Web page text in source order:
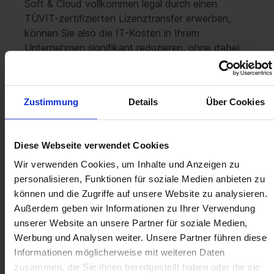
Zustimmung Details Über Cookies
Diese Webseite verwendet Cookies
Wir verwenden Cookies, um Inhalte und Anzeigen zu
personalisieren, Funktionen für soziale Medien anbieten zu
können und die Zugriffe auf unsere Website zu analysieren.
Außerdem geben wir Informationen zu Ihrer Verwendung
unserer Website an unsere Partner für soziale Medien,
Werbung und Analysen weiter. Unsere Partner führen diese
Informationen möglicherweise mit weiteren Daten
zusammen, die Sie ihnen bereitgestellt haben oder die sie
Soft & Cloud vollkommen legal durch einen
TÜVIT-zertifizierten Lizenztransfer erwerben,
können Sie also die IT-Kosten in Ihrem
Unternehmen signifikant reduzieren, ohne dabei
Nutzungsdauer oder Sicherheit in Kauf nehmen zu
Microsoft Exchange Server
einfach, sicher und
transparent
Die Lizenzen, die Sie bei Soft & Cloud gebraucht
und kostengünstig kaufen können, stammen von
Unternehmen, die bei einer Softwareumstellung o.
Ä. zu viele Lizenzen eingekauft haben oder die
Lizenzen aufgrund von Umstrukturierungen im
Betrieb nicht mehr benötigen. Das